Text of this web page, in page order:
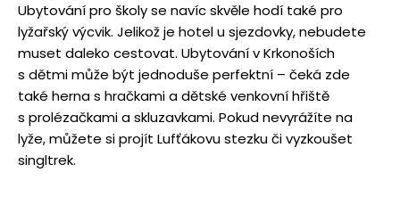
Ubytování pro školy se navíc skvěle hodí také pro
lyžařský výcvik. Jelikož je hotel u sjezdovky, nebudete
muset daleko cestovat. Ubytování v Krkonoších
s dětmi může být jednoduše perfektní – čeká zde
také herna s hračkami a dětské venkovní hřiště
s prolézačkami a skluzavkami. Pokud nevyrážíte na
lyže, můžete si projít Lufťákovu stezku či vyzkoušet
singltrek.